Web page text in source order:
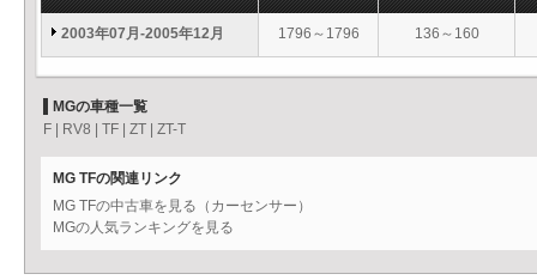
2003年07月-2005年12月 1796～1796 136～160
MGの車種一覧
F
RV8 TF ZT ZT-T
MG TFの関連リンク
MG TFの中古車を見る（カーセンサー）
MGの人気ランキングを見る